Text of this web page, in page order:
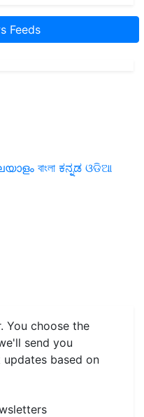
Feeds
বাংলা ಕನ್ನಡ ଓଡିଆ
You choose the
send you
based on